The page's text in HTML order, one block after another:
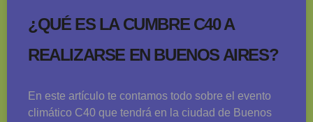
¿QUÉ ES LA CUMBRE C40 A
REALIZARSE EN BUENOS AIRES?
En este artículo te contamos todo sobre el evento
climático C40 que tendrá en la ciudad de Buenos